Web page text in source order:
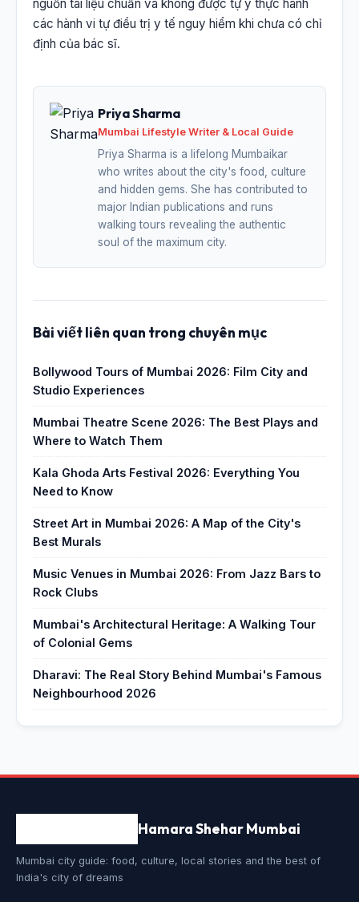
nguồn tài liệu chuẩn và không được tự ý thực hành
các hành vi tự điều trị y tế nguy hiểm khi chưa có chỉ
định của bác sĩ.
Priya Sharma
Mumbai Lifestyle Writer & Local Guide
Priya Sharma is a lifelong Mumbaikar
who writes about the city's food, culture
and hidden gems. She has contributed to
major Indian publications and runs
walking tours revealing the authentic
soul of the maximum city.
Bài viết liên quan trong chuyên mục
Bollywood Tours of Mumbai 2026: Film City and
Studio Experiences
Mumbai Theatre Scene 2026: The Best Plays and
Where to Watch Them
Kala Ghoda Arts Festival 2026: Everything You
Need to Know
Street Art in Mumbai 2026: A Map of the City's
Best Murals
Music Venues in Mumbai 2026: From Jazz Bars to
Rock Clubs
Mumbai's Architectural Heritage: A Walking Tour
of Colonial Gems
Dharavi: The Real Story Behind Mumbai's Famous
Neighbourhood 2026
Hamara Shehar Mumbai
Mumbai city guide: food, culture, local stories and the best of
India's city of dreams